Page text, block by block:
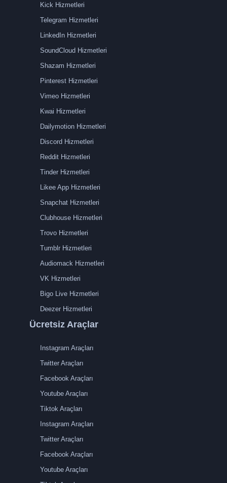
Kick Hizmetleri
Telegram Hizmetleri
LinkedIn Hizmetleri
SoundCloud Hizmetleri
Shazam Hizmetleri
Pinterest Hizmetleri
Vimeo Hizmetleri
Kwai Hizmetleri
Dailymotion Hizmetleri
Discord Hizmetleri
Reddit Hizmetleri
Tinder Hizmetleri
Likee App Hizmetleri
Snapchat Hizmetleri
Clubhouse Hizmetleri
Trovo Hizmetleri
Tumblr Hizmetleri
Audiomack Hizmetleri
VK Hizmetleri
Bigo Live Hizmetleri
Deezer Hizmetleri
Ücretsiz Araçlar
Instagram Araçları
Twitter Araçları
Facebook Araçları
Youtube Araçları
Tiktok Araçları
Instagram Araçları
Twitter Araçları
Facebook Araçları
Youtube Araçları